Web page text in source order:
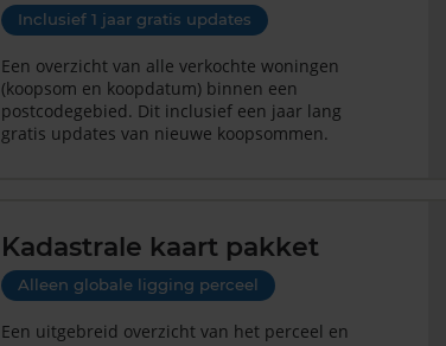
Inclusief 1 jaar gratis updates
Een overzicht van alle verkochte woningen
(koopsom en koopdatum) binnen een
postcodegebied. Dit inclusief een jaar lang
gratis updates van nieuwe koopsommen.
Kadastrale kaart pakket
Alleen globale ligging perceel
Een uitgebreid overzicht van het perceel en